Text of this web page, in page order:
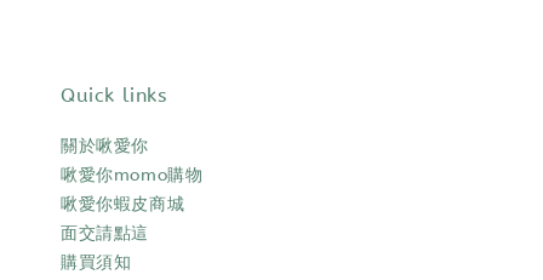
Quick links
關於啾愛你
啾愛你momo購物
啾愛你蝦皮商城
面交請點這
購買須知